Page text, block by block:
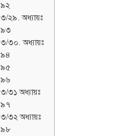
৯২
৩/২৯. অধ্যায়ঃ
৯৩
৩/৩০. অধ্যায়ঃ
৯৪
৯৫
৯৬
৩/৩১ অধ্যায়ঃ
৯৭
৩/৩২ অধ্যায়ঃ
৯৮